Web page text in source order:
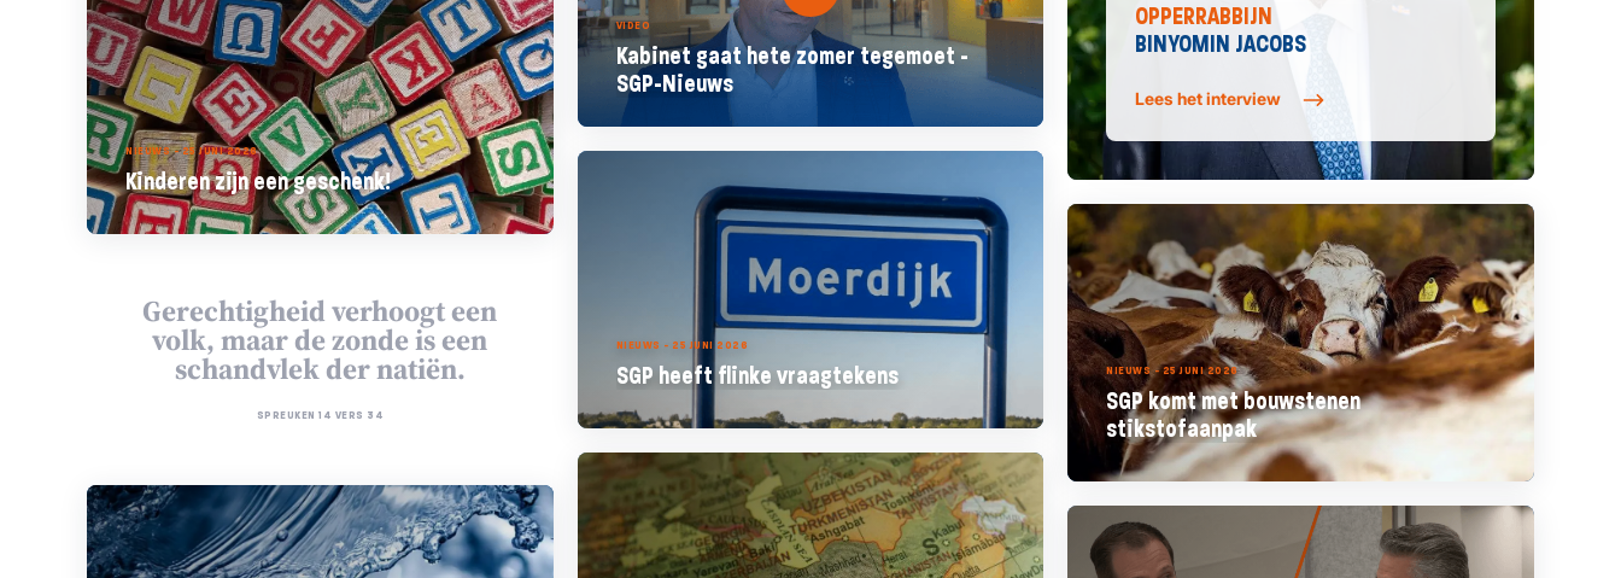
OPPERRABBIJN
BINYOMIN JACOBS
Lees het interview
VIDEO
Kabinet gaat hete zomer tegemoet -
SGP-Nieuws
NIEUWS - 25 JUNI 2026
Kinderen zijn een geschenk!
NIEUWS - 25 JUNI 2026
SGP heeft flinke vraagtekens NIEUWS - 25 JUNI 2026
SGP komt met bouwstenen
stikstofaanpak
Gerechtigheid verhoogt een
volk, maar de zonde is een
schandvlek der natiën.
SPREUKEN 14 VERS 34